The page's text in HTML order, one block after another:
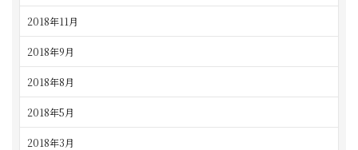
2018年11月
2018年9月
2018年8月
2018年5月
2018年3月